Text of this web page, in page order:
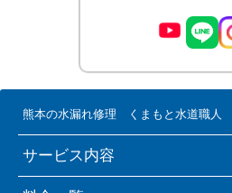
熊本の水漏れ修理 くまもと水道職人
サービス内容